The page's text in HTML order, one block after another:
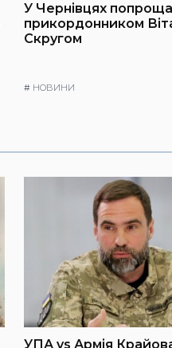
У Чернівцях
прикордонником
Скругом
# НОВИНИ
УПА vs Армія